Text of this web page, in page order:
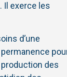
Il exerce les
d’une
des